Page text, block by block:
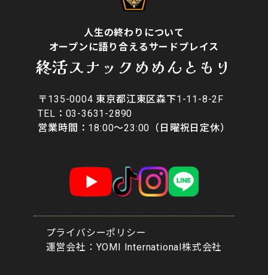
人生の終わりについて
オープンに語り合えるサードプレイス
終活スナックめめんともり
〒135-0004 東京都江東区森下1-11-8-2F
​TEL：03-3631-2890
営業時間：18:00〜23:00（日曜祝日定休）
プライバシーポリシー
​運営会社：YOMI International株式会社